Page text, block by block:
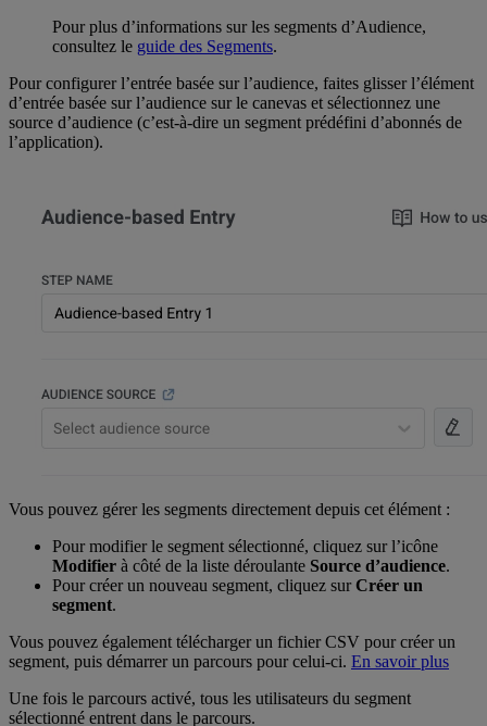
Pour plus d’informations sur les segments d’Audience,
consultez le guide des Segments.
Pour configurer l’entrée basée sur l’audience, faites glisser l’élément
d’entrée basée sur l’audience sur le canevas et sélectionnez une
source d’audience (c’est-à-dire un segment prédéfini d’abonnés de
l’application).
Vous pouvez gérer les segments directement depuis cet élément :
Pour modifier le segment sélectionné, cliquez sur l’icône
Modifier à côté de la liste déroulante Source d’audience.
Pour créer un nouveau segment, cliquez surCréer un
segment.
Vous pouvez également télécharger un fichier CSV pour créer un
segment, puis démarrer un parcours pour celui-ci. En savoir plus
Une fois le parcours activé, tous les utilisateurs du segment
sélectionné entrent dans le parcours.